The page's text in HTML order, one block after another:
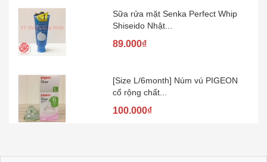
Shiseido Nhật...
cổ rộng chất...